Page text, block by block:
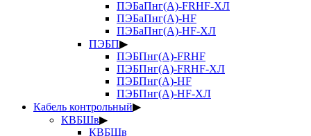
ПЭБаПнг(А)-FRHF-ХЛ
ПЭБаПнг(А)-HF
ПЭБаПнг(А)-HF-ХЛ
ПЭБП▶
ПЭБПнг(А)-FRHF
ПЭБПнг(А)-FRHF-ХЛ
ПЭБПнг(А)-HF
ПЭБПнг(А)-HF-ХЛ
Кабель контрольный▶
КВБШв▶
КВБШв